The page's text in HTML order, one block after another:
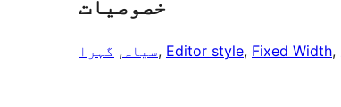
خصوصیات
سیاہ , گہرا , Editor style, Fixed Width,